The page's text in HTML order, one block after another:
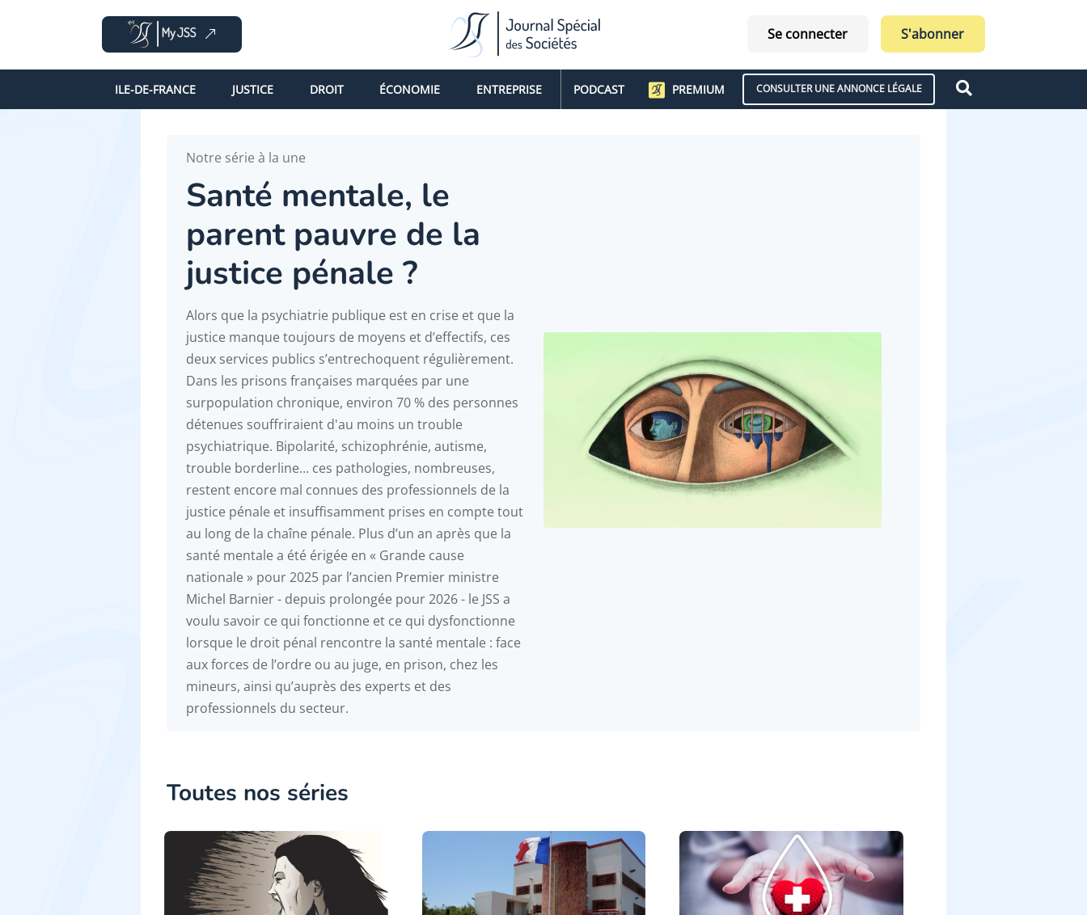
Se connecter S'abonner
ILE-DE-FRANCE JUSTICE DROIT ÉCONOMIE ENTREPRISE PODCAST PREMIUM CONSULTER UNE ANNONCE LÉGALE
Notre série à la une
Santé mentale, le
parent pauvre de la
justice pénale ?
Alors que la psychiatrie publique est en crise et que la
justice manque toujours de moyens et d’effectifs, ces
deux services publics s’entrechoquent régulièrement.
Dans les prisons françaises marquées par une
surpopulation chronique, environ 70 % des personnes
détenues souffriraient d'au moins un trouble
psychiatrique. Bipolarité, schizophrénie, autisme,
trouble borderline… ces pathologies, nombreuses,
restent encore mal connues des professionnels de la
justice pénale et insuffisamment prises en compte tout
au long de la chaîne pénale. Plus d’un an après que la
santé mentale a été érigée en « Grande cause
nationale » pour 2025 par l’ancien Premier ministre
Michel Barnier - depuis prolongée pour 2026 - le JSS a
voulu savoir ce qui fonctionne et ce qui dysfonctionne
lorsque le droit pénal rencontre la santé mentale : face
aux forces de l’ordre ou au juge, en prison, chez les
mineurs, ainsi qu’auprès des experts et des
professionnels du secteur.
Toutes nos séries